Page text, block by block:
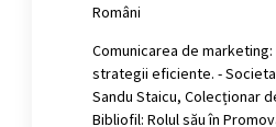
Români
Comunicarea de
strategii eficiente. -
Sandu Staicu, Colecționar
Bibliofil: Rolul său în